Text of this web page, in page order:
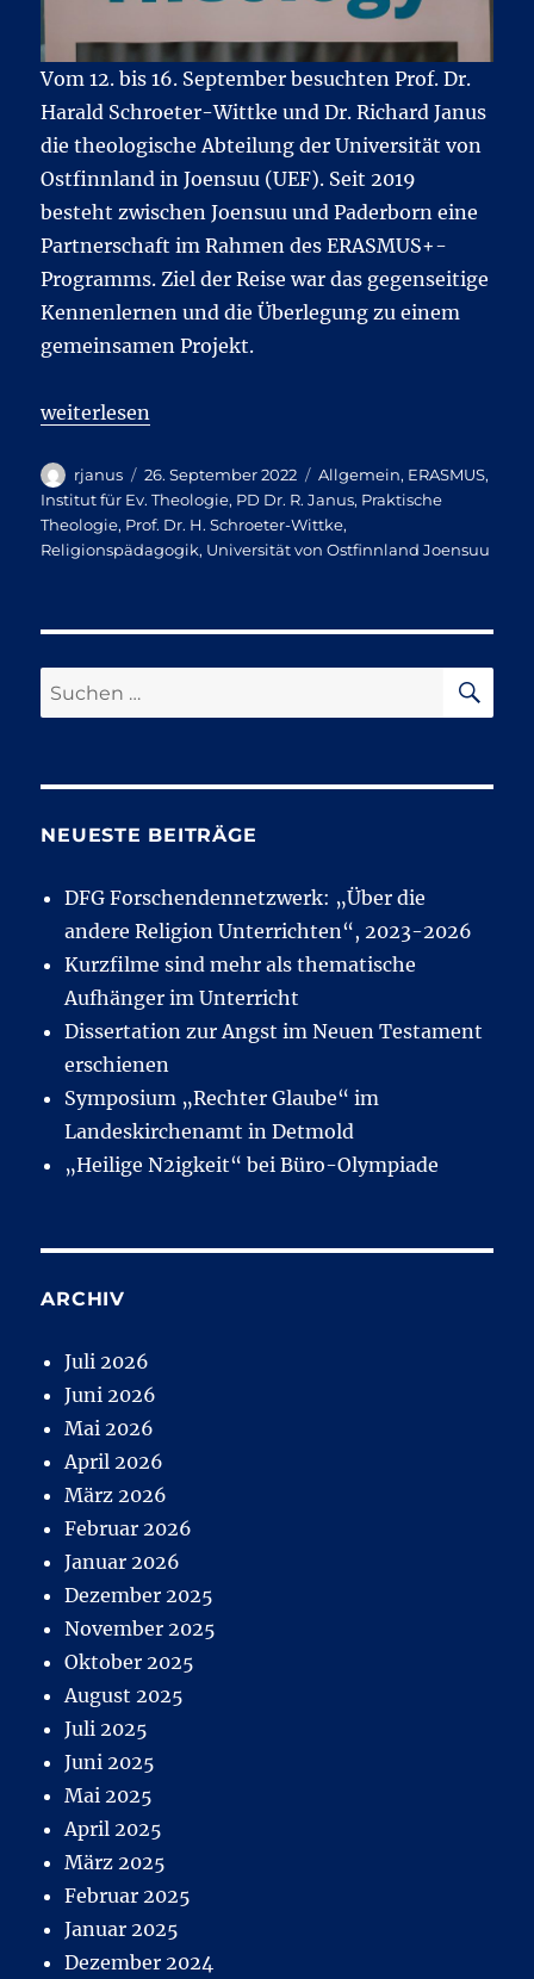
Vom 12. bis 16. September besuchten Prof. Dr.
Harald Schroeter-Wittke und Dr. Richard Janus
die theologische Abteilung der Universität von
Ostfinnland in Joensuu (UEF). Seit 2019
besteht zwischen Joensuu und Paderborn eine
Partnerschaft im Rahmen des ERASMUS+-
Programms. Ziel der Reise war das gegenseitige
Kennenlernen und die Überlegung zu einem
gemeinsamen Projekt.
„Finnland ohne Elche – ein Besuch an unserer
weiterlesen
Autor
rjanus
Veröffentlicht
am
26. September 2022 Kategorien
Allgemein, ERASMUS,
Institut für Ev. Theologie, PD Dr. R. Janus, Praktische
Theologie, Prof. Dr. H. Schroeter-Wittke,
Religionspädagogik, Universität von Ostfinnland Joensuu
Suchen
nach:
NEUESTE BEITRÄGE
DFG Forschendennetzwerk: „Über die
andere Religion Unterrichten“, 2023-2026
Kurzfilme sind mehr als thematische
Aufhänger im Unterricht
Dissertation zur Angst im Neuen Testament
erschienen
Symposium „Rechter Glaube“ im
Landeskirchenamt in Detmold
„Heilige N2igkeit“ bei Büro-Olympiade
ARCHIV
Juli 2026
Juni 2026
Mai 2026
April 2026
März 2026
Februar 2026
Januar 2026
Dezember 2025
November 2025
Oktober 2025
August 2025
Juli 2025
Juni 2025
Mai 2025
April 2025
März 2025
Februar 2025
Januar 2025
Dezember 2024